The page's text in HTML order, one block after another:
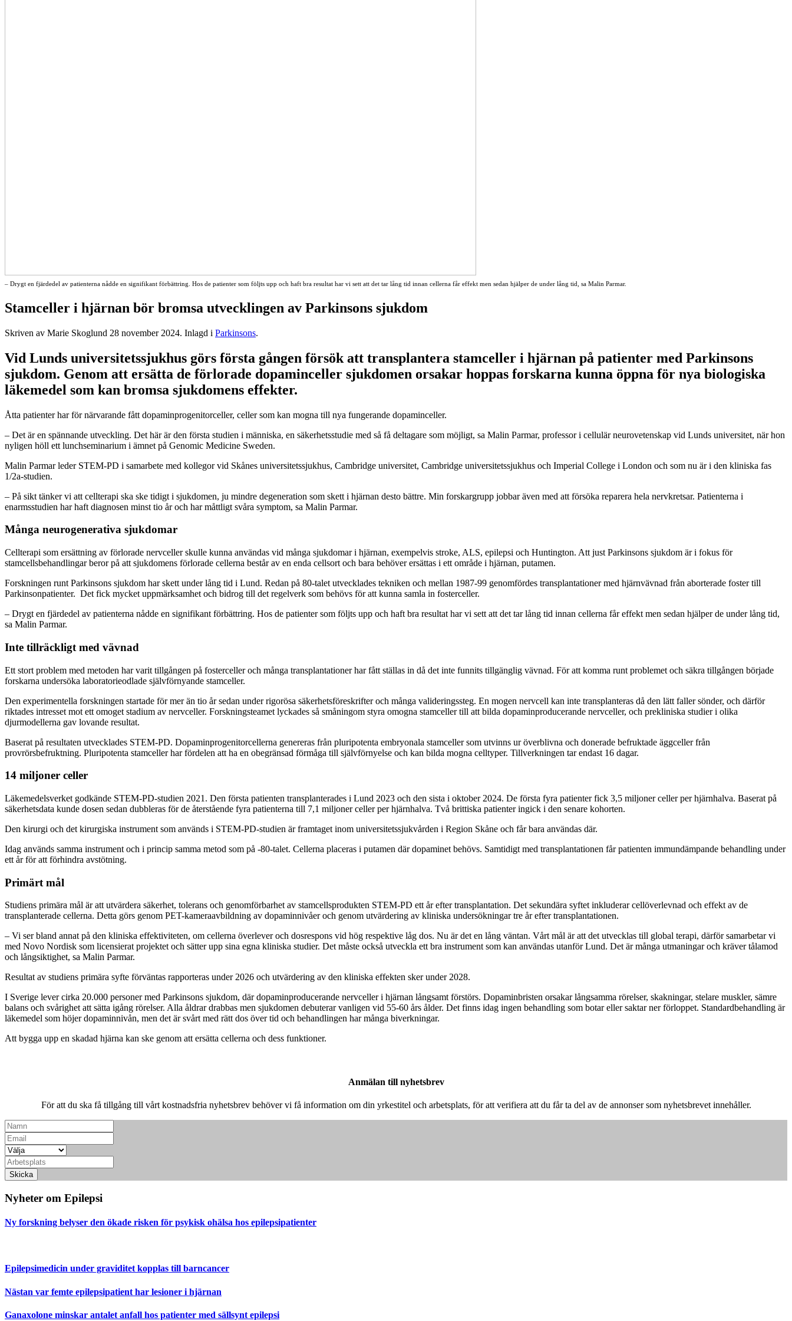
– Drygt en fjärdedel av patienterna nådde en signifikant förbättring. Hos de patienter som följts upp och haft bra resultat har vi sett att det tar lång tid innan cellerna får effekt men sedan hjälper de under lång tid, sa Malin Parmar.
Stamceller i hjärnan bör bromsa utvecklingen av Parkinsons sjukdom
Skriven av Marie Skoglund 28 november 2024. Inlagd i Parkinsons.
Vid Lunds universitetssjukhus görs första gången försök att transplantera stamceller i hjärnan på patienter med Parkinsons
sjukdom. Genom att ersätta de förlorade dopaminceller sjukdomen orsakar hoppas forskarna kunna öppna för nya biologiska
läkemedel som kan bromsa sjukdomens effekter.
Åtta patienter har för närvarande fått dopaminprogenitorceller, celler som kan mogna till nya fungerande dopaminceller.
– Det är en spännande utveckling. Det här är den första studien i människa, en säkerhetsstudie med så få deltagare som möjligt, sa Malin Parmar, professor i cellulär neurovetenskap vid Lunds universitet, när hon
nyligen höll ett lunchseminarium i ämnet på Genomic Medicine Sweden.
Malin Parmar leder STEM-PD i samarbete med kollegor vid Skånes universitetssjukhus, Cambridge universitet, Cambridge universitetssjukhus och Imperial College i London och som nu är i den kliniska fas
1/2a-studien.
– På sikt tänker vi att cellterapi ska ske tidigt i sjukdomen, ju mindre degeneration som skett i hjärnan desto bättre. Min forskargrupp jobbar även med att försöka reparera hela nervkretsar. Patienterna i
enarmsstudien har haft diagnosen minst tio år och har måttligt svåra symptom, sa Malin Parmar.
Många neurogenerativa sjukdomar
Cellterapi som ersättning av förlorade nervceller skulle kunna användas vid många sjukdomar i hjärnan, exempelvis stroke, ALS, epilepsi och Huntington. Att just Parkinsons sjukdom är i fokus för
stamcellsbehandlingar beror på att sjukdomens förlorade cellerna består av en enda cellsort och bara behöver ersättas i ett område i hjärnan, putamen.
Forskningen runt Parkinsons sjukdom har skett under lång tid i Lund. Redan på 80-talet utvecklades tekniken och mellan 1987-99 genomfördes transplantationer med hjärnvävnad från aborterade foster till
Parkinsonpatienter. Det fick mycket uppmärksamhet och bidrog till det regelverk som behövs för att kunna samla in fosterceller.
– Drygt en fjärdedel av patienterna nådde en signifikant förbättring. Hos de patienter som följts upp och haft bra resultat har vi sett att det tar lång tid innan cellerna får effekt men sedan hjälper de under lång tid,
sa Malin Parmar.
Inte tillräckligt med vävnad
Ett stort problem med metoden har varit tillgången på fosterceller och många transplantationer har fått ställas in då det inte funnits tillgänglig vävnad. För att komma runt problemet och säkra tillgången började
forskarna undersöka laboratorieodlade självförnyande stamceller.
Den experimentella forskningen startade för mer än tio år sedan under rigorösa säkerhetsföreskrifter och många valideringssteg. En mogen nervcell kan inte transplanteras då den lätt faller sönder, och därför
riktades intresset mot ett omoget stadium av nervceller. Forskningsteamet lyckades så småningom styra omogna stamceller till att bilda dopaminproducerande nervceller, och prekliniska studier i olika
djurmodellerna gav lovande resultat.
Baserat på resultaten utvecklades STEM-PD. Dopaminprogenitorcellerna genereras från pluripotenta embryonala stamceller som utvinns ur överblivna och donerade befruktade äggceller från
provrörsbefruktning. Pluripotenta stamceller har fördelen att ha en obegränsad förmåga till självförnyelse och kan bilda mogna celltyper. Tillverkningen tar endast 16 dagar.
14 miljoner celler
Läkemedelsverket godkände STEM-PD-studien 2021. Den första patienten transplanterades i Lund 2023 och den sista i oktober 2024. De första fyra patienter fick 3,5 miljoner celler per hjärnhalva. Baserat på
säkerhetsdata kunde dosen sedan dubbleras för de återstående fyra patienterna till 7,1 miljoner celler per hjärnhalva. Två brittiska patienter ingick i den senare kohorten.
Den kirurgi och det kirurgiska instrument som används i STEM-PD-studien är framtaget inom universitetssjukvården i Region Skåne och får bara användas där.
Idag används samma instrument och i princip samma metod som på -80-talet. Cellerna placeras i putamen där dopaminet behövs. Samtidigt med transplantationen får patienten immundämpande behandling under
ett år för att förhindra avstötning.
Primärt mål
Studiens primära mål är att utvärdera säkerhet, tolerans och genomförbarhet av stamcellsprodukten STEM-PD ett år efter transplantation. Det sekundära syftet inkluderar cellöverlevnad och effekt av de
transplanterade cellerna. Detta görs genom PET-kameraavbildning av dopaminnivåer och genom utvärdering av kliniska undersökningar tre år efter transplantationen.
– Vi ser bland annat på den kliniska effektiviteten, om cellerna överlever och dosrespons vid hög respektive låg dos. Nu är det en lång väntan. Vårt mål är att det utvecklas till global terapi, därför samarbetar vi
med Novo Nordisk som licensierat projektet och sätter upp sina egna kliniska studier. Det måste också utveckla ett bra instrument som kan användas utanför Lund. Det är många utmaningar och kräver tålamod
och långsiktighet, sa Malin Parmar.
Resultat av studiens primära syfte förväntas rapporteras under 2026 och utvärdering av den kliniska effekten sker under 2028.
I Sverige lever cirka 20.000 personer med Parkinsons sjukdom, där dopaminproducerande nervceller i hjärnan långsamt förstörs. Dopaminbristen orsakar långsamma rörelser, skakningar, stelare muskler, sämre
balans och svårighet att sätta igång rörelser. Alla åldrar drabbas men sjukdomen debuterar vanligen vid 55-60 års ålder. Det finns idag ingen behandling som botar eller saktar ner förloppet. Standardbehandling är
läkemedel som höjer dopaminnivån, men det är svårt med rätt dos över tid och behandlingen har många biverkningar.
Att bygga upp en skadad hjärna kan ske genom att ersätta cellerna och dess funktioner.
Anmälan till nyhetsbrev
För att du ska få tillgång till vårt kostnadsfria nyhetsbrev behöver vi få information om din yrkestitel och arbetsplats, för att verifiera att du får ta del av de annonser som nyhetsbrevet innehåller.
Skicka
Nyheter om Epilepsi
Ny forskning belyser den ökade risken för psykisk ohälsa hos epilepsipatienter
Epilepsimedicin under graviditet kopplas till barncancer
Nästan var femte epilepsipatient har lesioner i hjärnan
Ganaxolone minskar antalet anfall hos patienter med sällsynt epilepsi